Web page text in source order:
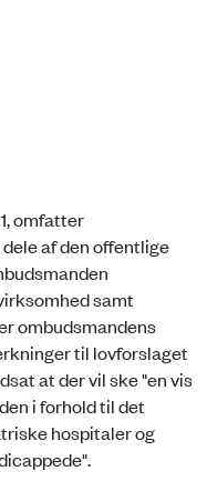
omfatter
af den offentlige
samt
ombudsmandens
til lovforslaget
at der vil ske "en vis
i forhold til det
hospitaler og